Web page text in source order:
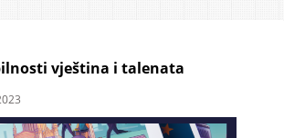
vještina i talenata